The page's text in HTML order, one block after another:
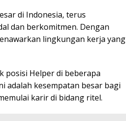
di Indonesia, terus
dan berkomitmen. Dengan
lingkungan kerja yang
posisi Helper di beberapa
adalah kesempatan besar bagi
karir di bidang ritel.